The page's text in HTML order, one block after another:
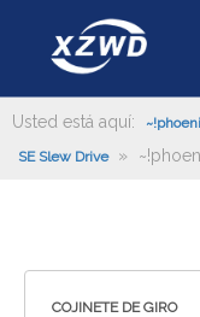
Usted está aquí:
SE Slew Drive »
COJINETE DE GIRO